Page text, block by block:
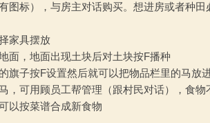
图标），与房主对话购买。想进房或者种田
家具摆放
面，地面出现土块后对土块按F播种
子按F设置然后就可以把物品栏里的马放
，可用顾员工帮管理（跟村民对话），食物
以按菜谱合成新食物